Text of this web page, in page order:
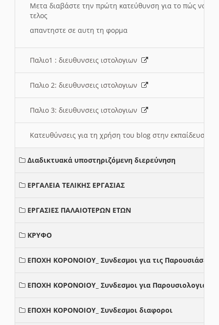
Μετα διαβάστε την πρώτη κατεύθυνση για το πώς να
τελος
απαντηστε σε αυτη τη φορμα
Παλιο1 : διευθυνσεις ιστολογιων
Παλιο 2: διευθυνσεις ιστολογιων
Παλιο 3: διευθυνσεις ιστολογιων
Κατευθύνσεις για τη χρήση του blog στην εκπαίδευση
Διαδικτυακά υποστηριζόμενη διερεύνηση
ΕΡΓΑΛΕΙΑ ΤΕΛΙΚΗΣ ΕΡΓΑΣΙΑΣ
ΕΡΓΑΣΙΕΣ ΠΑΛΑΙΟΤΕΡΩΝ ΕΤΩΝ
ΚΡΥΦΟ
ΕΠΟΧΗ ΚΟΡΟΝΟΙΟΥ_ Συνδεσμοι για τις Παρουσιάσεις
ΕΠΟΧΗ ΚΟΡΟΝΟΙΟΥ_ Συνδεσμοι για Παρουσιολογια
ΕΠΟΧΗ ΚΟΡΟΝΟΙΟΥ_ Συνδεσμοι διαφοροι